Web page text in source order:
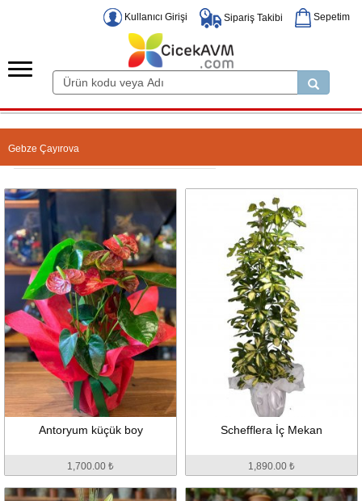
Kullanıcı Girişi Sipariş Takibi Sepetim
Gebze Çayırova
Antoryum küçük boy
1,700.00 ₺
Schefflera İç Mekan
1,890.00 ₺